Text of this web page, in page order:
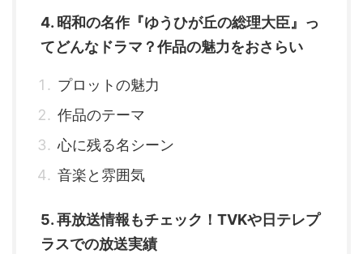
4. 昭和の名作『ゆうひが丘の総理大臣』っ
てどんなドラマ？作品の魅力をおさらい
プロットの魅力
作品のテーマ
心に残る名シーン
音楽と雰囲気
5. 再放送情報もチェック！TVKや日テレプ
ラスでの放送実績